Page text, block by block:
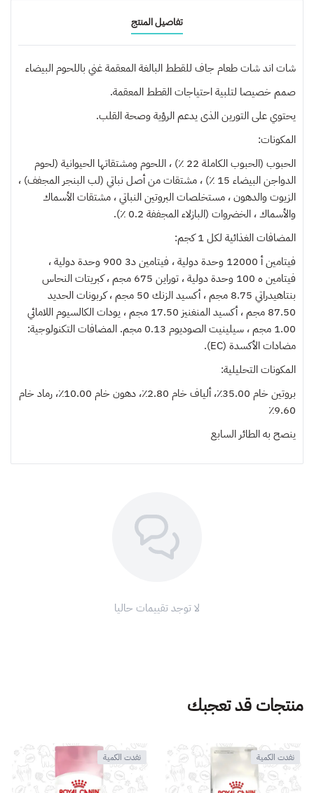
تفاصيل المنتج
شات اند شات طعام جاف للقطط البالغة المعقمة غني باللحوم البيضاء
صمم خصيصا لتلبية احتياجات القطط المعقمة.
يحتوي على التورين الذى يدعم الرؤية وصحة القلب.
المكونات:
الحبوب (الحبوب الكاملة 22 ٪) ، اللحوم ومشتقاتها الحيوانية (لحوم
الدواجن البيضاء 15 ٪) ، مشتقات من أصل نباتي (لب البنجر المجفف) ،
الزيوت والدهون ، مستخلصات البروتين النباتي ، مشتقات الأسماك
والأسماك ، الخضروات (البازلاء المجففة 0.2 ٪).
المضافات الغذائية لكل 1 كجم:
فيتامين أ 12000 وحدة دولية ، فيتامين د3 900 وحدة دولية ،
فيتامين ه 100 وحدة دولية ، توراين 675 مجم ، كبريتات النحاس
بنتاهيدراتي 8.75 مجم ، أكسيد الزنك 50 مجم ، كربونات الحديد
87.50 مجم ، أكسيد المنغنيز 17.50 مجم ، يودات الكالسيوم اللامائي
1.00 مجم ، سيلينيت الصوديوم 0.13 مجم. المضافات التكنولوجية:
مضادات الأكسدة (EC).
المكونات التحليلية:
بروتين خام 35.00٪، ألياف خام 2.80٪، دهون خام 10.00٪، رماد خام
9.60٪
ينصح بهالطائر السابع
لا توجد تقييمات حاليا
منتجات قد تعجبك
نفدت الكمية نفدت الكمية